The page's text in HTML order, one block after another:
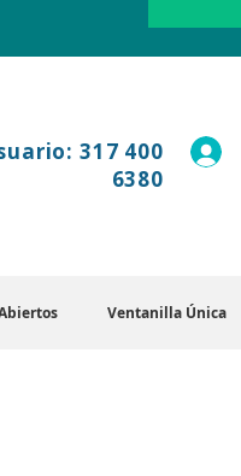
317 400
6380
Ventanilla Única